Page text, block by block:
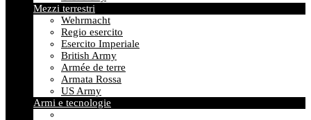
Mezzi terrestri
Wehrmacht
Regio esercito
Esercito Imperiale
British Army
Armée de terre
Armata Rossa
US Army
Armi e tecnologie